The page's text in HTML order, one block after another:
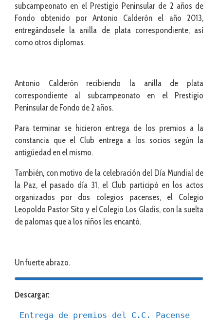
subcampeonato en el Prestigio Peninsular de 2 años de
Fondo obtenido por Antonio Calderón el año 2013,
entregándosele la anilla de plata correspondiente, así
como otros diplomas.
Antonio Calderón recibiendo la anilla de plata
correspondiente al subcampeonato en el Prestigio
Peninsular de Fondo de 2 años.
Para terminar se hicieron entrega de los premios a la
constancia que el Club entrega a los socios según la
antigüedad en el mismo.
También, con motivo de la celebración del Día Mundial de
la Paz, el pasado día 31, el Club participó en los actos
organizados por dos colegios pacenses, el Colegio
Leopoldo Pastor Sito y el Colegio Los Gladis, con la suelta
de palomas que a los niños les encantó.
Un fuerte abrazo.
Descargar:
Entrega de premios del C.C. Pacense